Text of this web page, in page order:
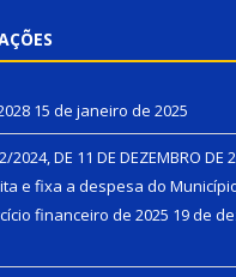
15 de janeiro de 2025
2024, DE 11 DE DEZEMBRO DE
e fixa a despesa do
financeiro de 2025 19 de